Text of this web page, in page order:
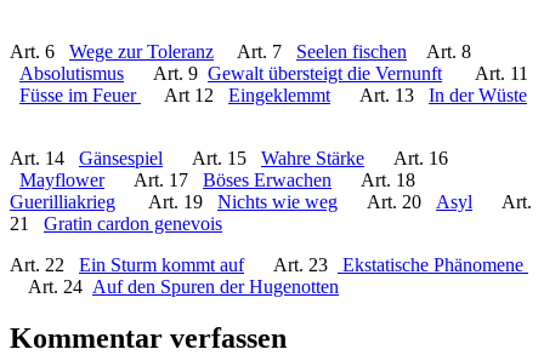
Art. 6 Wege zur Toleranz Art. 7 Seelen fischen Art. 8
Absolutismus Art. 9 Gewalt übersteigt die Vernunft Art. 11
Füsse im Feuer
Art 12 Eingeklemmt Art. 13 In der Wüste
Art. 14 Gänsespiel Art. 15 Wahre Stärke Art. 16
MayflowerArt. 17 Böses Erwachen Art. 18
Guerilliakrieg Art. 19 Nichts wie weg Art. 20 Asyl Art.
21 Gratin cardon genevois
Art. 22 Ein Sturm kommt aufArt. 23
Ekstatische Phänomene
Art. 24 Auf den Spuren der Hugenotten
Kommentar verfassen